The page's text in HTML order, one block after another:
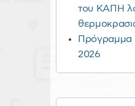
του ΚΑΠΗ
Πρόγραμμα
2026